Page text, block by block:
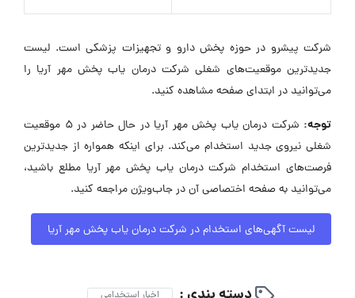
شرکت پیشرو در حوزه پخش دارو و تجهیزات پزشکی است. لیست
جدیدترین موقعیت‌های شغلی شرکت درمان یاب پخش مهر آریا را
می‌توانید در ابتدای صفحه مشاهده کنید.
توجه:
شرکت درمان یاب پخش مهر آریا در حال حاضر در ۵ موقعیت
شغلی نیروی جدید استخدام می‌کند. برای اینکه همواره از جدیدترین
فرصت‌های استخدام شرکت درمان یاب پخش مهر آریا مطلع باشید،
می‌توانید به صفحه اختصاصی آن در جاب‌ویژن مراجعه کنید.
لیست آگهی‌های استخدام در شرکت درمان یاب پخش مهر آریا